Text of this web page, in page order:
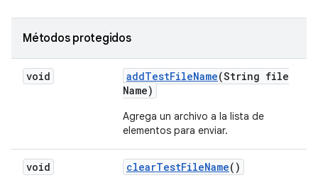
Métodos protegidos
void addTestFileName(String file
Name)
Agrega un archivo a la lista de
elementos para enviar.
void clearTestFileName()